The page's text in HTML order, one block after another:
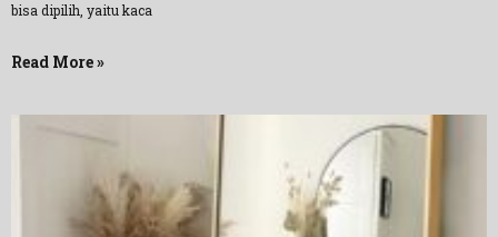
bisa dipilih, yaitu kaca
Read More »